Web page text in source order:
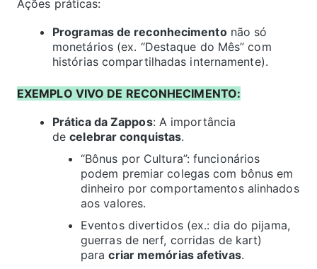
Ações práticas:
Programas de reconhecimentonão só
monetários (ex. “Destaque do Mês” com
histórias compartilhadas internamente).
EXEMPLO VIVO DE RECONHECIMENTO:
Prática da Zappos: A importância
decelebrar conquistas.
“Bônus por Cultura”: funcionários
podem premiar colegas com bônus em
dinheiro por comportamentos alinhados
aos valores.
Eventos divertidos (ex.: dia do pijama,
guerras de nerf, corridas de kart)
paracriar memórias afetivas.